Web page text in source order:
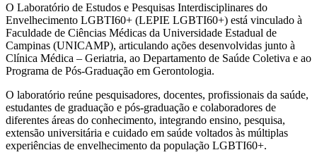
O Laboratório de Estudos e Pesquisas Interdisciplinares do
Envelhecimento LGBTI60+ (LEPIE LGBTI60+) está vinculado à
Faculdade de Ciências Médicas da Universidade Estadual de
Campinas (UNICAMP), articulando ações desenvolvidas junto à
Clínica Médica – Geriatria, ao Departamento de Saúde Coletiva e ao
Programa de Pós-Graduação em Gerontologia.
O laboratório reúne pesquisadores, docentes, profissionais da saúde,
estudantes de graduação e pós-graduação e colaboradores de
diferentes áreas do conhecimento, integrando ensino, pesquisa,
extensão universitária e cuidado em saúde voltados às múltiplas
experiências de envelhecimento da população LGBTI60+.